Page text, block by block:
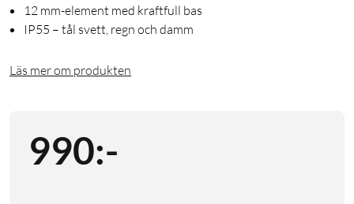
12 mm-element med kraftfull bas
IP55 – tål svett, regn och damm
Läs mer om produkten
990:-